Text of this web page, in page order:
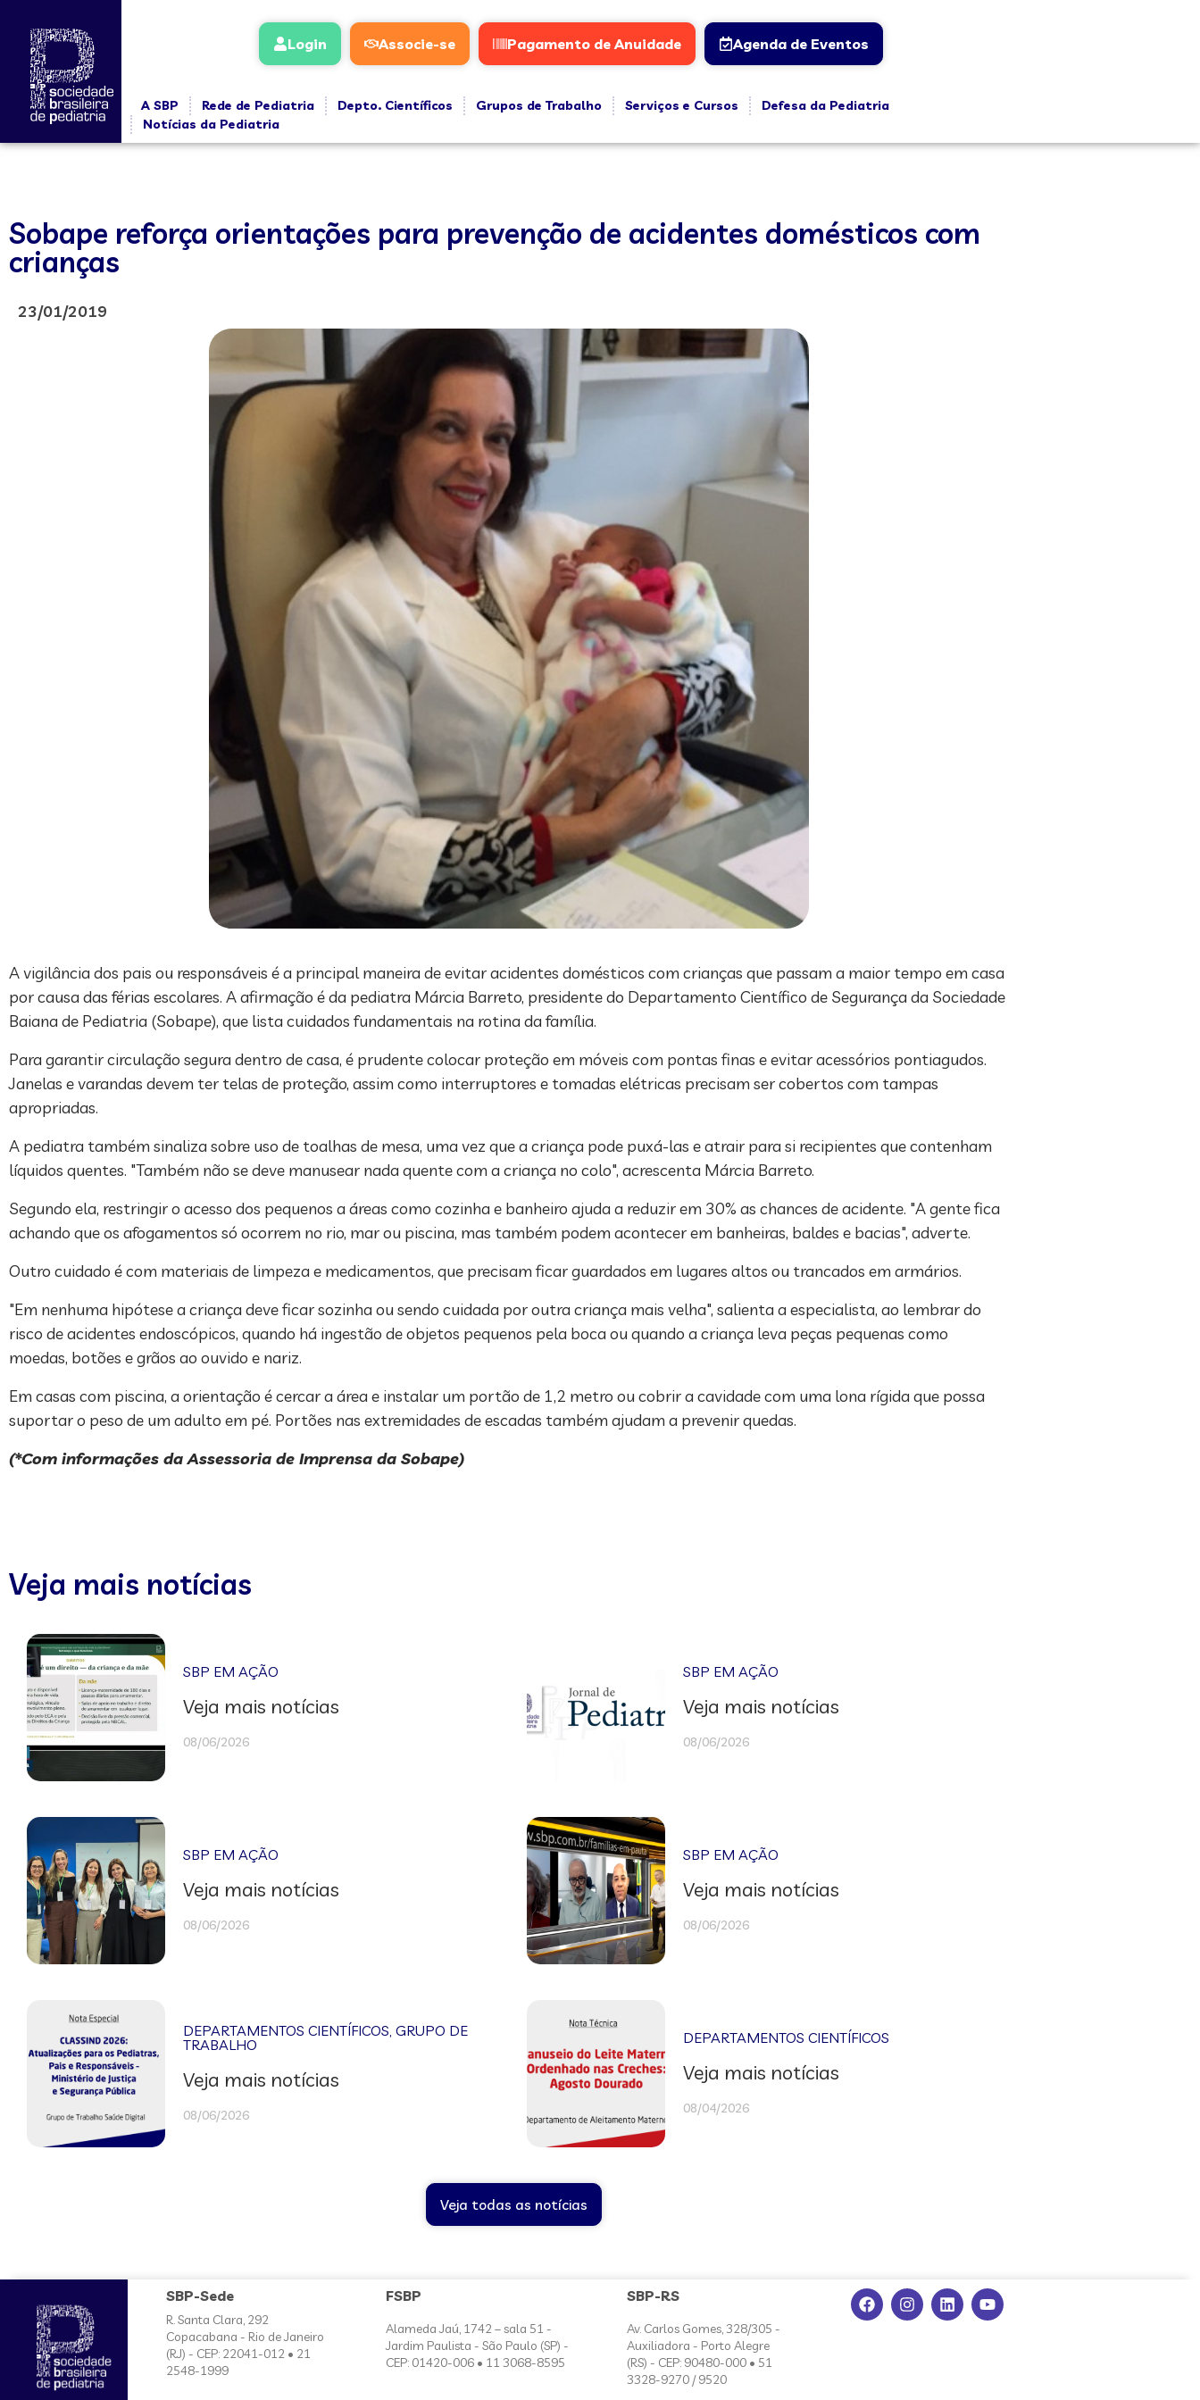
Login Associe-se Pagamento de Anuidade Agenda de Eventos
A SBP Rede de Pediatria Depto. Científicos Grupos de Trabalho Serviços e Cursos
Defesa da Pediatria
Notícias da Pediatria
Sobape reforça orientações para prevenção de acidentes domésticos com
crianças
23/01/2019
A vigilância dos pais ou responsáveis é a principal maneira de evitar acidentes domésticos com crianças que passam a maior tempo em casa
por causa das férias escolares. A afirmação é da pediatra Márcia Barreto, presidente do Departamento Científico de Segurança da Sociedade
Baiana de Pediatria (Sobape), que lista cuidados fundamentais na rotina da família.
Para garantir circulação segura dentro de casa, é prudente colocar proteção em móveis com pontas finas e evitar acessórios pontiagudos.
Janelas e varandas devem ter telas de proteção, assim como interruptores e tomadas elétricas precisam ser cobertos com tampas
apropriadas.
A pediatra também sinaliza sobre uso de toalhas de mesa, uma vez que a criança pode puxá-las e atrair para si recipientes que contenham
líquidos quentes. "Também não se deve manusear nada quente com a criança no colo", acrescenta Márcia Barreto.
Segundo ela, restringir o acesso dos pequenos a áreas como cozinha e banheiro ajuda a reduzir em 30% as chances de acidente. "A gente fica
achando que os afogamentos só ocorrem no rio, mar ou piscina, mas também podem acontecer em banheiras, baldes e bacias", adverte.
Outro cuidado é com materiais de limpeza e medicamentos, que precisam ficar guardados em lugares altos ou trancados em armários.
"Em nenhuma hipótese a criança deve ficar sozinha ou sendo cuidada por outra criança mais velha", salienta a especialista, ao lembrar do
risco de acidentes endoscópicos, quando há ingestão de objetos pequenos pela boca ou quando a criança leva peças pequenas como
moedas, botões e grãos ao ouvido e nariz.
Em casas com piscina, a orientação é cercar a área e instalar um portão de 1,2 metro ou cobrir a cavidade com uma lona rígida que possa
suportar o peso de um adulto em pé. Portões nas extremidades de escadas também ajudam a prevenir quedas.
(*Com informações da Assessoria de Imprensa da Sobape)
Veja mais notícias
SBP EM AÇÃO
Veja mais notícias
08/06/2026
SBP EM AÇÃO
Veja mais notícias
08/06/2026
SBP EM AÇÃO
Veja mais notícias
08/06/2026
SBP EM AÇÃO
Veja mais notícias
08/06/2026
DEPARTAMENTOS CIENTÍFICOS,GRUPO DE
TRABALHO
Veja mais notícias
08/06/2026
DEPARTAMENTOS CIENTÍFICOS
Veja mais notícias
08/04/2026
Veja todas as notícias
SBP-Sede
R. Santa Clara, 292
Copacabana - Rio de Janeiro
(RJ) - CEP: 22041-012 • 21
2548-1999
FSBP
Alameda Jaú, 1742 – sala 51 -
Jardim Paulista - São Paulo (SP) -
CEP: 01420-006 • 11 3068-8595
SBP-RS
Av. Carlos Gomes, 328/305 -
Auxiliadora - Porto Alegre
(RS) - CEP: 90480-000 • 51
3328-9270 / 9520